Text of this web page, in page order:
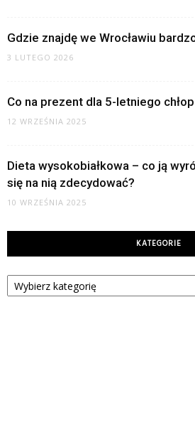
Gdzie znajdę we Wrocławiu
3 LUTEGO 2026
Co na prezent dla 5-letniego
12 WRZEŚNIA 2025
Dieta wysokobiałkowa – co ją
się na nią zdecydować?
10 WRZEŚNIA 2025
KATEGORIE
Kategorie